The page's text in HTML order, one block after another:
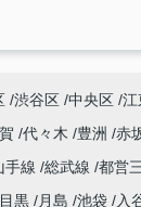
渋谷区 中央区 江
代々木 豊洲 赤
手線 総武線 都営
目黒 月島 池袋 入